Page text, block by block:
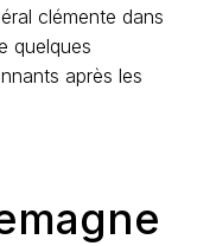
clémente dans
quelques
après les